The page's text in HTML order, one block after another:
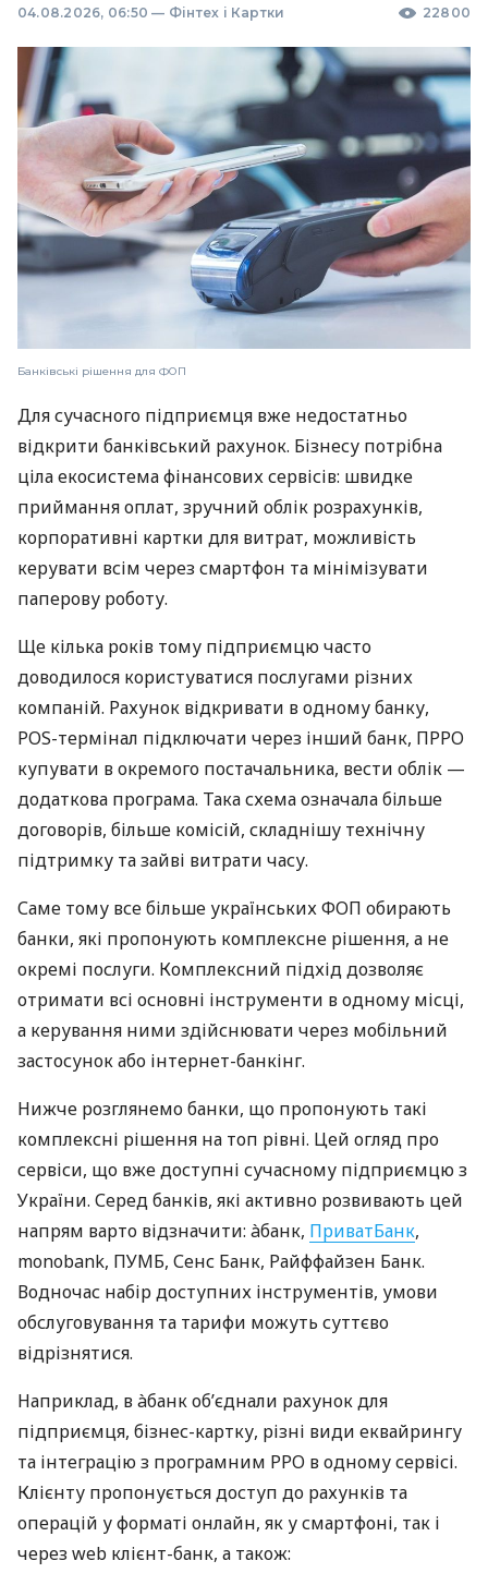
04.08.2026, 06:50 — Фінтех і Картки 22800
Банківські рішення для ФОП
Для сучасного підприємця вже недостатньо
відкрити банківський рахунок. Бізнесу потрібна
ціла екосистема фінансових сервісів: швидке
приймання оплат, зручний облік розрахунків,
корпоративні картки для витрат, можливість
керувати всім через смартфон та мінімізувати
паперову роботу.
Ще кілька років тому підприємцю часто
доводилося користуватися послугами різних
компаній. Рахунок відкривати в одному банку,
POS-термінал підключати через інший банк, ПРРО
купувати в окремого постачальника, вести облік —
додаткова програма. Така схема означала більше
договорів, більше комісій, складнішу технічну
підтримку та зайві витрати часу.
Саме тому все більше українських ФОП обирають
банки, які пропонують комплексне рішення, а не
окремі послуги. Комплексний підхід дозволяє
отримати всі основні інструменти в одному місці,
а керування ними здійснювати через мобільний
застосунок або інтернет-банкінг.
Нижче розглянемо банки, що пропонують такі
комплексні рішення на топ рівні. Цей огляд про
сервіси, що вже доступні сучасному підприємцю з
України. Серед банків, які активно розвивають цей
напрям варто відзначити: àбанк, ПриватБанк,
monobank, ПУМБ, Сенс Банк, Райффайзен Банк.
Водночас набір доступних інструментів, умови
обслуговування та тарифи можуть суттєво
відрізнятися.
Наприклад, в àбанк об’єднали рахунок для
підприємця, бізнес-картку, різні види еквайрингу
та інтеграцію з програмним РРО в одному сервісі.
Клієнту пропонується доступ до рахунків та
операцій у форматі онлайн, як у смартфоні, так і
через web клієнт-банк, а також: